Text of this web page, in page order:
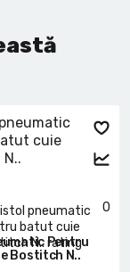
0
Pentru
Bostitch N..